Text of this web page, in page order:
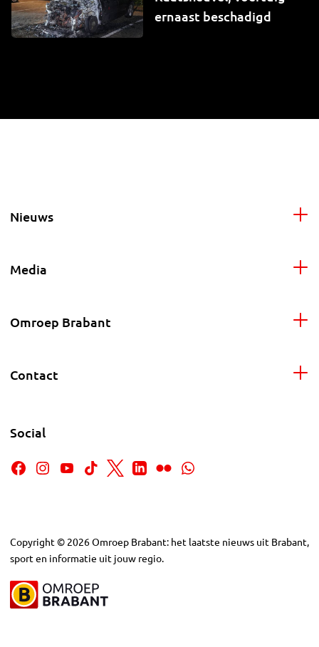
ernaast beschadigd
Nieuws
Media
Omroep Brabant
Contact
Social
Copyright © 2026Omroep Brabant: het laatste nieuws uit Brabant,
sport en informatie uit jouw regio.